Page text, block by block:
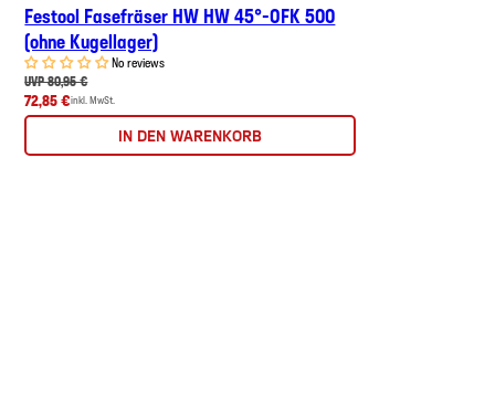
Festool Fasefräser HW HW 45°-OFK 500
(ohne Kugellager)
No reviews
UVP 80,95 €
72,85 €inkl. MwSt.
IN DEN WARENKORB